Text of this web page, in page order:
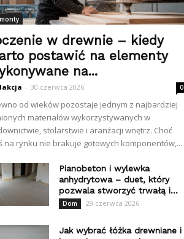
w drewnie – kiedy
postawić na elementy
na...
- 30 czerwca 2026 0
od wieków pozostaje jednym z najbardziej
materiałów wykorzystywanych w
stolarstwie i aranżacji wnętrz. Choć
na rynku nie brakuje gotowych komponentów,...
Pianobeton i wylewka
anhydrytowa – duet, który
pozwala stworzyć trwałą i...
Dom 29 czerwca 2026
Jak wybrać łóżka drewniane i